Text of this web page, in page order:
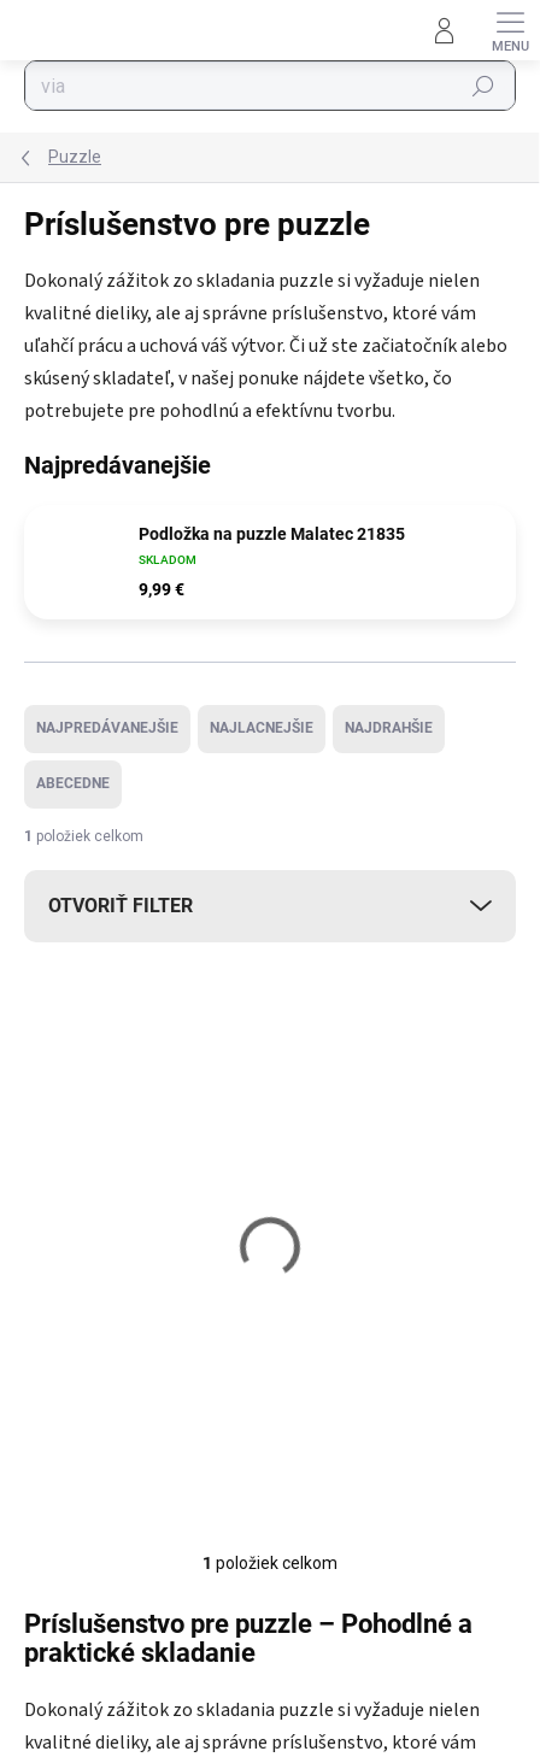
Hľadať
Puzzle
Príslušenstvo pre puzzle
Dokonalý zážitok zo skladania puzzle si vyžaduje nielen
kvalitné dieliky, ale aj správne príslušenstvo, ktoré vám
uľahčí prácu a uchová váš výtvor. Či už ste začiatočník alebo
skúsený skladateľ, v našej ponuke nájdete všetko, čo
potrebujete pre pohodlnú a efektívnu tvorbu.
Najpredávanejšie
Podložka na puzzle Malatec 21835
SKLADOM
9,99 €
NAJPREDÁVANEJŠIE NAJLACNEJŠIE NAJDRAHŠIE
ABECEDNE
1 položiek celkom
OTVORIŤ FILTER
Ovládacie prvky výpisu
1 položiek celkom
Príslušenstvo pre puzzle – Pohodlné a
praktické skladanie
Dokonalý zážitok zo skladania puzzle si vyžaduje nielen
kvalitné dieliky, ale aj správne príslušenstvo, ktoré vám